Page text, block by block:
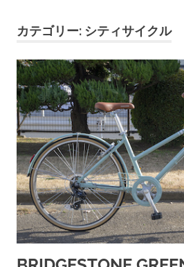
カテゴリー: シティサイクル